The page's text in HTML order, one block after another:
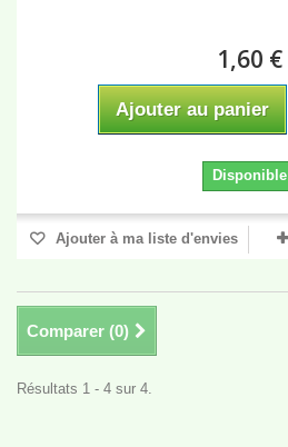
1,60 €
Ajouter au panier
Disponible
Ajouter à ma liste d'envies
Comparer (0)
Résultats 1 - 4 sur 4.